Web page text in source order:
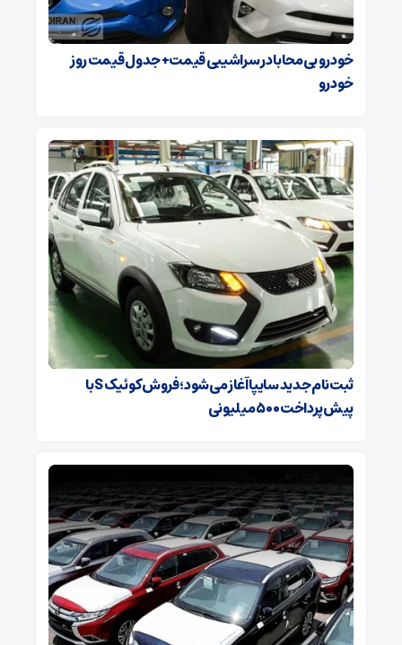
خودرو بی‌محابا در سراشیبی قیمت+ جدول قیمت روز
خودرو
ثبت‌نام جدید سایپا آغاز می‌شود؛ فروش کوئیک S با
پیش‌پرداخت ۵۰۰ میلیونی